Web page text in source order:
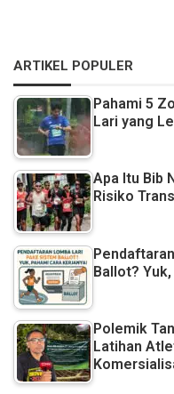
ARTIKEL POPULER
Pahami 5
Lari yang
Apa Itu Bib
Risiko
Ballot?
Polemik
Latihan